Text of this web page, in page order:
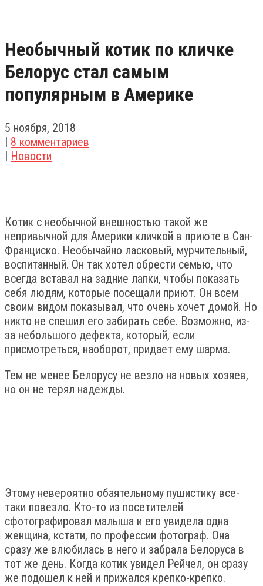
Необычный котик по кличке
Белорус стал самым
популярным в Америке
5 ноября, 2018
| 8 комментариев
| Новости
Котик с необычной внешностью такой же
непривычной для Америки кличкой в приюте в Сан-
Франциско. Необычайно ласковый, мурчительный,
воспитанный. Он так хотел обрести семью, что
всегда вставал на задние лапки, чтобы показать
себя людям, которые посещали приют. Он всем
своим видом показывал, что очень хочет домой. Но
никто не спешил его забирать себе. Возможно, из-
за небольшого дефекта, который, если
присмотреться, наоборот, придает ему шарма.
Тем не менее Белорусу не везло на новых хозяев,
но он не терял надежды.
Этому невероятно обаятельному пушистику все-
таки повезло. Кто-то из посетителей
сфотографировал малыша и его увидела одна
женщина, кстати, по профессии фотограф. Она
сразу же влюбилась в него и забрала Белоруса в
тот же день. Когда котик увидел Рейчел, он сразу
же подошел к ней и прижался крепко-крепко.